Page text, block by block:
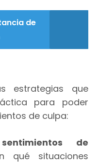
de
estrategias que
para poder
de culpa:
de
qué situaciones